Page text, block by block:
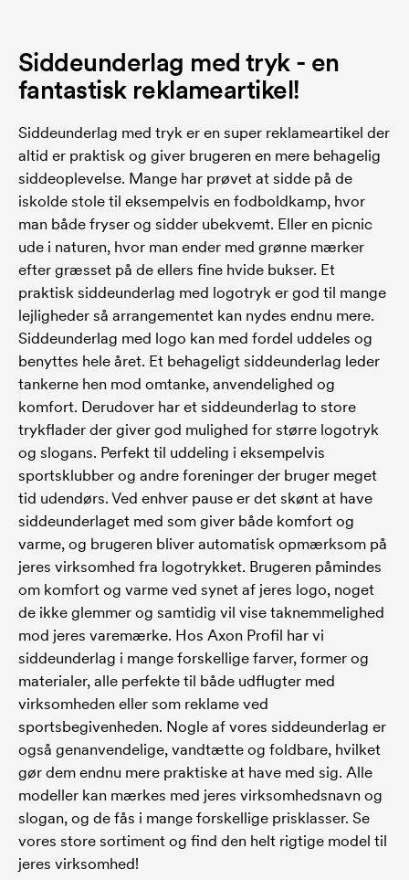
Siddeunderlag med tryk - en
fantastisk reklameartikel!
Siddeunderlag med tryk er en super reklameartikel der
altid er praktisk og giver brugeren en mere behagelig
siddeoplevelse. Mange har prøvet at sidde på de
iskolde stole til eksempelvis en fodboldkamp, hvor
man både fryser og sidder ubekvemt. Eller en picnic
ude i naturen, hvor man ender med grønne mærker
efter græsset på de ellers fine hvide bukser. Et
praktisk siddeunderlag med logotryk er god til mange
lejligheder så arrangementet kan nydes endnu mere.
Siddeunderlag med logo kan med fordel uddeles og
benyttes hele året. Et behageligt siddeunderlag leder
tankerne hen mod omtanke, anvendelighed og
komfort. Derudover har et siddeunderlag to store
trykflader der giver god mulighed for større logotryk
og slogans. Perfekt til uddeling i eksempelvis
sportsklubber og andre foreninger der bruger meget
tid udendørs. Ved enhver pause er det skønt at have
siddeunderlaget med som giver både komfort og
varme, og brugeren bliver automatisk opmærksom på
jeres virksomhed fra logotrykket. Brugeren påmindes
om komfort og varme ved synet af jeres logo, noget
de ikke glemmer og samtidig vil vise taknemmelighed
mod jeres varemærke. Hos Axon Profil har vi
siddeunderlag i mange forskellige farver, former og
materialer, alle perfekte til både udflugter med
virksomheden eller som reklame ved
sportsbegivenheden. Nogle af vores siddeunderlag er
også genanvendelige, vandtætte og foldbare, hvilket
gør dem endnu mere praktiske at have med sig. Alle
modeller kan mærkes med jeres virksomhedsnavn og
slogan, og de fås i mange forskellige prisklasser. Se
vores store sortiment og find den helt rigtige model til
jeres virksomhed!